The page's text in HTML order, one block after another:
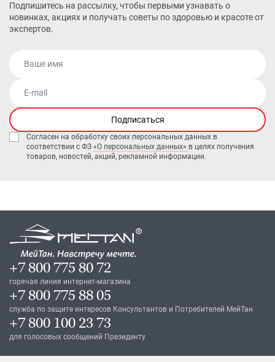
Подпишитесь на рассылку, чтобы первыми узнавать о
новинках, акциях и получать советы по здоровью и красоте от
экспертов.
Ваше имя
E-mail
Подписаться
Согласен на обработку своих персональных данных в
соответствии с ФЗ «О персональных данных» в целях получения
товаров, новостей, акций, рекламной информации.
+7 800 775 80 72
горячая линия интернет-магазина
+7 800 775 88 05
служба по защите интересов Консультантов и Потребителей МейТан
+7 800 100 23 73
для голосовых сообщений Президенту